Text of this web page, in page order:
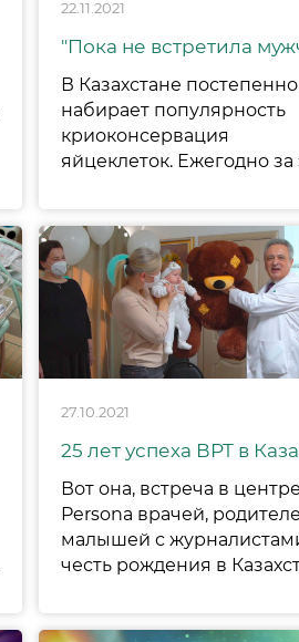
22.11.2021
В Казахстане постепенно
набирает популярность
криоконсервация
27.10.2021
Вот она, встреча в центре
Persona врачей,
малышей с